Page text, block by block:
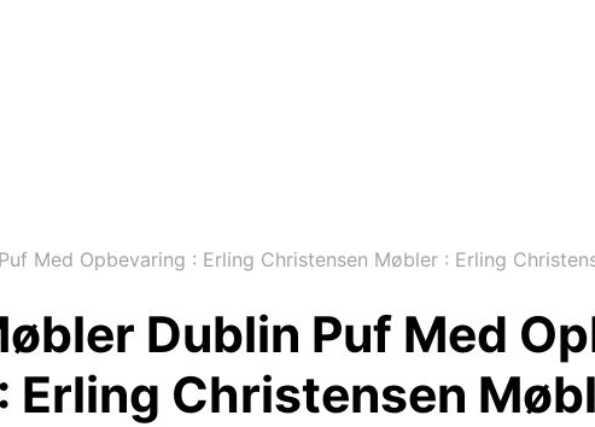
Med Opbevaring : Erling Christensen Møbler : Erling
Dublin Puf Med
Erling Christensen